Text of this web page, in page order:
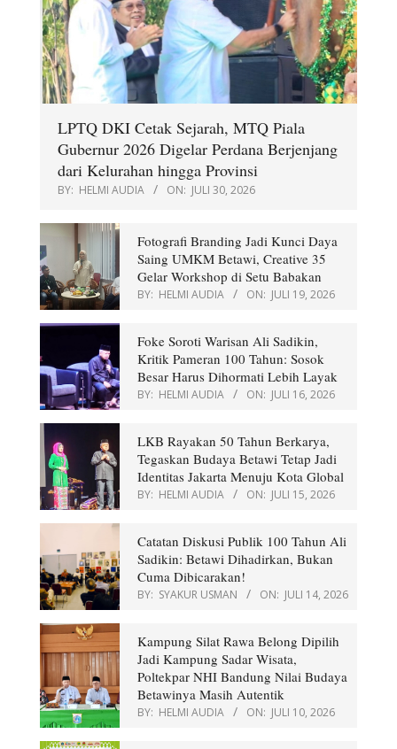
LPTQ DKI Cetak Sejarah, MTQ Piala
Gubernur 2026 Digelar Perdana Berjenjang
dari Kelurahan hingga Provinsi
BY: HELMI AUDIA ON: JULI 30, 2026
Fotografi Branding Jadi Kunci Daya
Saing UMKM Betawi, Creative 35
Gelar Workshop di Setu Babakan
BY: HELMI AUDIA ON: JULI 19, 2026
Foke Soroti Warisan Ali Sadikin,
Kritik Pameran 100 Tahun: Sosok
Besar Harus Dihormati Lebih Layak
BY: HELMI AUDIA ON: JULI 16, 2026
LKB Rayakan 50 Tahun Berkarya,
Tegaskan Budaya Betawi Tetap Jadi
Identitas Jakarta Menuju Kota Global
BY: HELMI AUDIA ON: JULI 15, 2026
Catatan Diskusi Publik 100 Tahun Ali
Sadikin: Betawi Dihadirkan, Bukan
Cuma Dibicarakan!
BY: SYAKUR USMAN ON: JULI 14, 2026
Kampung Silat Rawa Belong Dipilih
Jadi Kampung Sadar Wisata,
Poltekpar NHI Bandung Nilai Budaya
Betawinya Masih Autentik
BY: HELMI AUDIA ON: JULI 10, 2026